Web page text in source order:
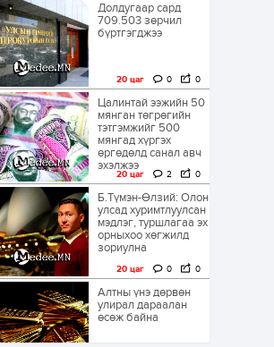
Долдугаар сард
709.503 зөрчил
бүртгэгджээ
20 цаг 0 0
Цалинтай ээжийн 50
мянган төгрөгийн
тэтгэмжийг 500
мянгад хүргэх
өргөдөлд санал авч
эхэлжээ
20 цаг 2 0
Б.Түмэн-Өлзий: Олон
улсад хуримтлуулсан
мэдлэг, туршлагаа эх
орныхоо хөгжилд
зориулна
20 цаг 0 0
Алтны үнэ дөрвөн
улирал дараалан
өсөж байна